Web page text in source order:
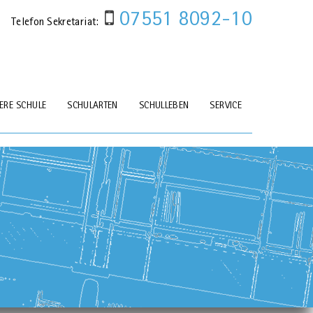
Telefon Sekretariat: 07551 8092-10
SCHULE SCHULARTEN SCHULLEBEN SERVICE